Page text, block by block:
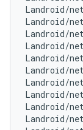
Landroid/
Landroid/
Landroid/
Landroid/
Landroid/
Landroid/
Landroid/
Landroid/
Landroid/
Landroid/